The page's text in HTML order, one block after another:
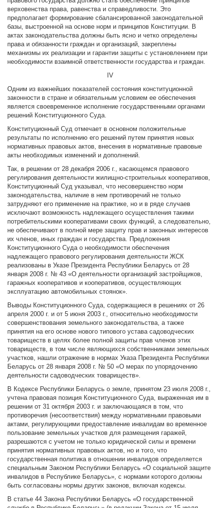
верховенства права, равенства и справедливости. Это
предполагает формирование сбалансированной законодательной
базы, выстроенной на основе норм и принципов Конституции. В
актах законодательства должны быть ясно и четко определены
права и обязанности граждан и организаций, закреплены
механизмы их реализации и гарантии защиты с установлением при
необходимости взаимной ответственности государства и граждан.
IV
Одним из важнейших показателей состояния конституционной
законности в стране и обязательным условием ее обеспечения
является своевременное исполнение государственными органами
решений Конституционного Суда.
Конституционный Суд отмечает в основном положительные
результаты по исполнению его решений путем принятия новых
нормативных правовых актов, внесения в нормативные правовые
акты необходимых изменений и дополнений.
Так, в решении от 28 декабря 2006 г., касающемся правового
регулирования деятельности жилищно-строительных кооперативов,
Конституционный Суд указывал, что несовершенство норм
законодательства, наличие в нем противоречий не только
затрудняют его применение на практике, но и в ряде случаев
исключают возможность надлежащего осуществления такими
потребительскими кооперативами своих функций, а следовательно,
не обеспечивают в полной мере защиту прав и законных интересов
их членов, иных граждан и государства. Предложения
Конституционного Суда о необходимости обеспечения
надлежащего правового регулирования деятельности ЖСК
реализованы в Указе Президента Республики Беларусь от 28
января 2008 г. № 43 «О деятельности организаций застройщиков,
гаражных кооперативов и кооперативов, осуществляющих
эксплуатацию автомобильных стоянок».
Выводы Конституционного Суда, содержащиеся в решениях от 26
апреля 2000 г. и от 5 июня 2003 г., относительно необходимости
совершенствования земельного законодательства, а также
принятия на его основе нового типового устава садоводческих
товариществ в целях более полной защиты прав членов этих
товариществ, в том числе являющихся собственниками земельных
участков, нашли отражение в нормах Указа Президента Республики
Беларусь от 28 января 2008 г. № 50 «О мерах по упорядочению
деятельности садоводческих товариществ».
В Кодексе Республики Беларусь о земле, принятом 23 июля 2008 г.,
учтена правовая позиция Конституционного Суда, выраженная им в
решении от 31 октября 2003 г. и заключающаяся в том, что
противоречия (несоответствия) между нормативными правовыми
актами, регулирующими предоставление инвалидам во временное
пользование земельных участков для размещения гаражей,
разрешаются с учетом не только юридической силы и времени
принятия нормативных правовых актов, но и того, что
государственная политика в отношении инвалидов определяется
специальным Законом Республики Беларусь «О социальной защите
инвалидов в Республике Беларусь», с нормами которого должны
быть согласованы нормы других законов, включая кодексы.
В статье 44 Закона Республики Беларусь «О государственной